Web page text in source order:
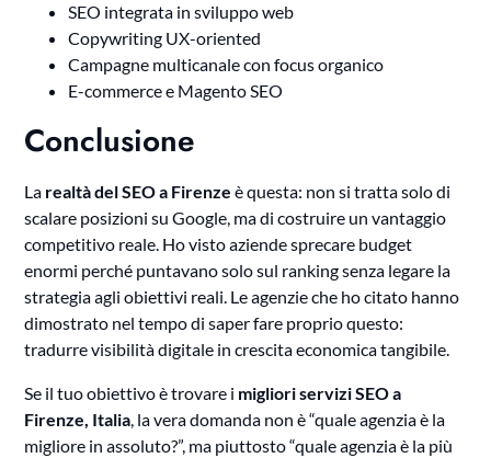
SEO integrata in sviluppo web
Copywriting UX-oriented
Campagne multicanale con focus organico
E-commerce e Magento SEO
Conclusione
La realtà del SEO a Firenze è questa: non si tratta solo di
scalare posizioni su Google, ma di costruire un vantaggio
competitivo reale. Ho visto aziende sprecare budget
enormi perché puntavano solo sul ranking senza legare la
strategia agli obiettivi reali. Le agenzie che ho citato hanno
dimostrato nel tempo di saper fare proprio questo:
tradurre visibilità digitale in crescita economica tangibile.
Se il tuo obiettivo è trovare i migliori servizi SEO a
Firenze, Italia, la vera domanda non è “quale agenzia è la
migliore in assoluto?”, ma piuttosto “quale agenzia è la più